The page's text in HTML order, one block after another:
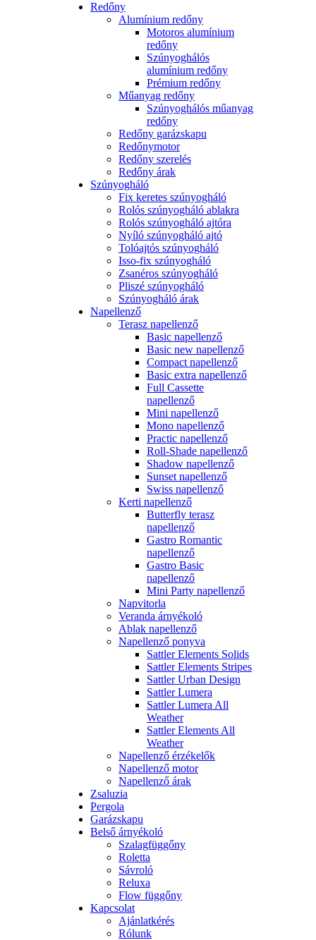
Redőny
Alumínium redőny
Motoros alumínium
redőny
Szúnyoghálós
alumínium redőny
Prémium redőny
Műanyag redőny
Szúnyoghálós műanyag
redőny
Redőny garázskapu
Redőnymotor
Redőny szerelés
Redőny árak
Szúnyogháló
Fix keretes szúnyogháló
Rolós szúnyogháló ablakra
Rolós szúnyogháló ajtóra
Nyíló szúnyogháló ajtó
Tolóajtós szúnyogháló
Isso-fix szúnyogháló
Zsanéros szúnyogháló
Pliszé szúnyogháló
Szúnyogháló árak
Napellenző
Terasz napellenző
Basic napellenző
Basic new napellenző
Compact napellenző
Basic extra napellenző
Full Cassette
napellenző
Mini napellenző
Mono napellenző
Practic napellenző
Roll-Shade napellenző
Shadow napellenző
Sunset napellenző
Swiss napellenző
Kerti napellenző
Butterfly terasz
napellenző
Gastro Romantic
napellenző
Gastro Basic
napellenző
Mini Party napellenző
Napvitorla
Veranda árnyékoló
Ablak napellenző
Napellenző ponyva
Sattler Elements Solids
Sattler Elements Stripes
Sattler Urban Design
Sattler Lumera
Sattler Lumera All
Weather
Sattler Elements All
Weather
Napellenző érzékelők
Napellenző motor
Napellenző árak
Zsaluzia
Pergola
Garázskapu
Belső árnyékoló
Szalagfüggőny
Roletta
Sávroló
Reluxa
Flow függőny
Kapcsolat
Ajánlatkérés
Rólunk